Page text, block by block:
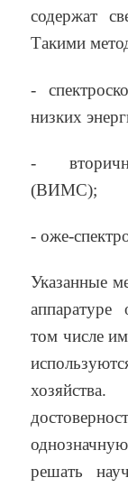
содержат
Такими
-
низких
-
(ВИМС);
- оже-
Указанные
аппаратуре
том числе
решать